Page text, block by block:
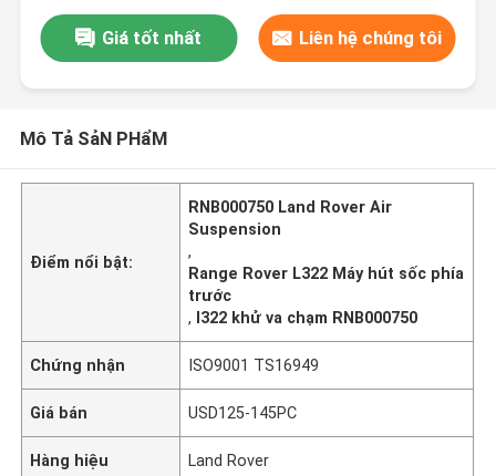
Giá tốt nhất Liên hệ chúng tôi
Mô Tả SảN PHẩM
Điểm nổi bật:
RNB000750 Land Rover Air
Suspension
,
Range Rover L322 Máy hút sốc phía
trước
, l322 khử va chạm RNB000750
Chứng nhận ISO9001 TS16949
Giá bán USD125-145PC
Hàng hiệu Land Rover